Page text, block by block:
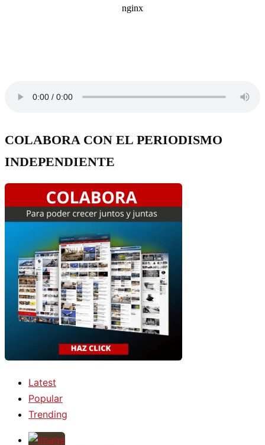
COLABORA CON EL PERIODISMO
INDEPENDIENTE
Latest
Popular
Trending